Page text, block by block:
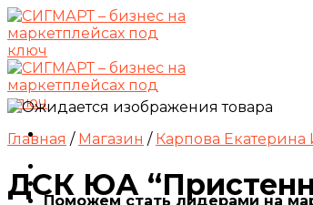
Skip
to
content
Поможем стать лидерами на
Главная / Магазин / Карпова Екатерина
ДСК ЮА